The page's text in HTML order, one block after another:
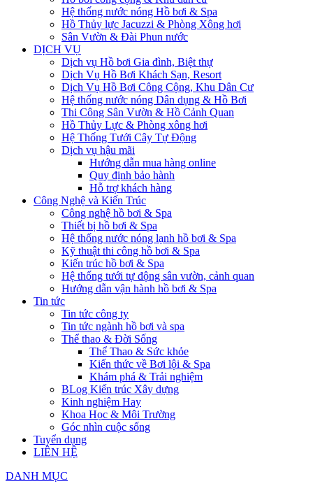
Hệ thống nước nóng Hồ bơi & Spa
Hồ Thủy lực Jacuzzi & Phòng Xông hơi
Sân Vườn & Đài Phun nước
DỊCH VỤ
Dịch vụ Hồ bơi Gia đình, Biệt thự
Dịch Vụ Hồ Bơi Khách Sạn, Resort
Dịch Vụ Hồ Bơi Công Cộng, Khu Dân Cư
Hệ thống nước nóng Dân dụng & Hồ Bơi
Thi Công Sân Vườn & Hồ Cảnh Quan
Hồ Thủy Lực & Phòng xông hơi
Hệ Thống Tưới Cây Tự Động
Dịch vụ hậu mãi
Hướng dẫn mua hàng online
Quy định bảo hành
Hỗ trợ khách hàng
Công Nghệ và Kiến Trúc
Công nghệ hồ bơi & Spa
Thiết bị hồ bơi & Spa
Hệ thống nước nóng lạnh hồ bơi & Spa
Kỹ thuật thi công hồ bơi & Spa
Kiến trúc hồ bơi & Spa
Hệ thống tưới tự động sân vườn, cảnh quan
Hướng dẫn vận hành hồ bơi & Spa
Tin tức
Tin tức công ty
Tin tức ngành hồ bơi và spa
Thể thao & Đời Sống
Thể Thao & Sức khỏe
Kiến thức về Bơi lội & Spa
Khám phá & Trải nghiệm
BLog Kiến trúc Xây dựng
Kinh nghiệm Hay
Khoa Học & Môi Trường
Góc nhìn cuộc sống
Tuyển dụng
LIÊN HỆ
DANH MỤC